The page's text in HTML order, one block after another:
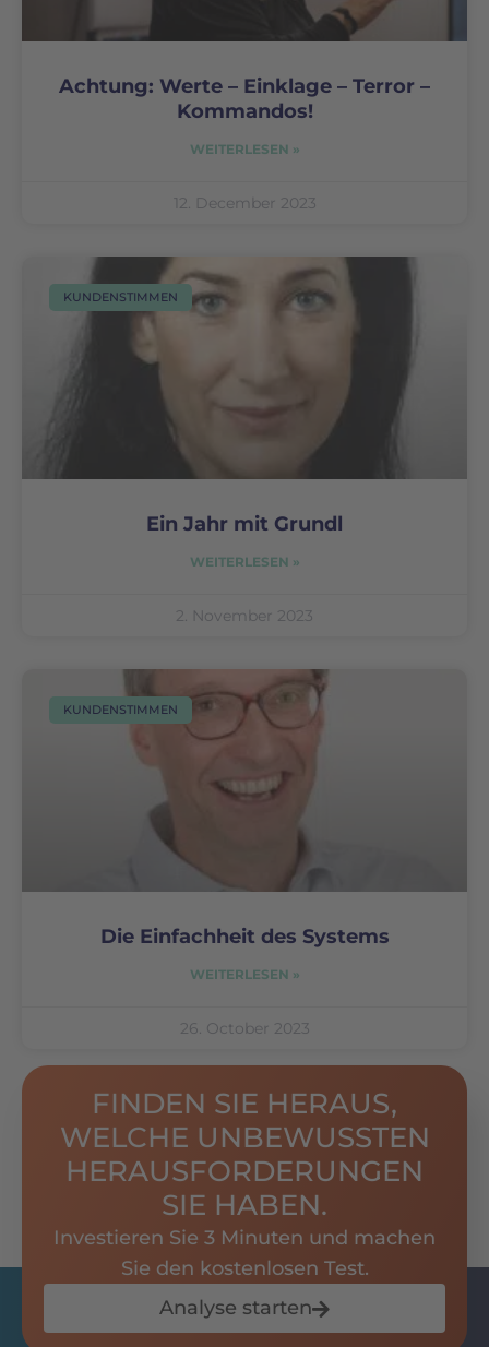
Achtung: Werte – Einklage – Terror –
Kommandos!
WEITERLESEN »
12. December 2023
KUNDENSTIMMEN
Ein Jahr mit Grundl
WEITERLESEN »
2. November 2023
KUNDENSTIMMEN
Die Einfachheit des Systems
WEITERLESEN »
26. October 2023
FINDEN SIE HERAUS,
WELCHE UNBEWUSSTEN
HERAUSFORDERUNGEN
SIE HABEN.
Investieren Sie 3 Minuten und machen
Sie den kostenlosen Test.
Analyse starten